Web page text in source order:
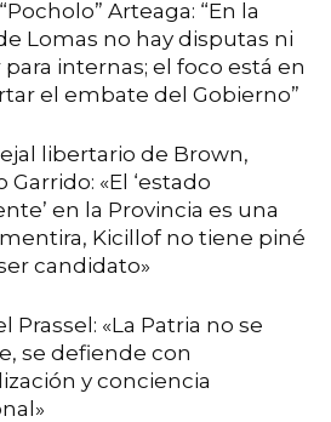
Arteaga: “En la
Lomas no hay disputas ni
internas; el foco está en
el embate del Gobierno”
libertario de Brown,
Garrido: «El ‘estado
en la Provincia es una
Kicillof no tiene piné
candidato»
Prassel: «La Patria no se
se defiende con
y conciencia